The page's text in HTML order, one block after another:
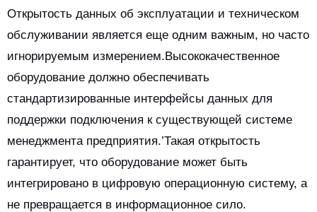
Открытость данных об эксплуатации и техническом
обслуживании является еще одним важным, но часто
игнорируемым измерением.Высококачественное
оборудование должно обеспечивать
стандартизированные интерфейсы данных для
поддержки подключения к существующей системе
менеджмента предприятия.’Такая открытость
гарантирует, что оборудование может быть
интегрировано в цифровую операционную систему, а
не превращается в информационное сило.